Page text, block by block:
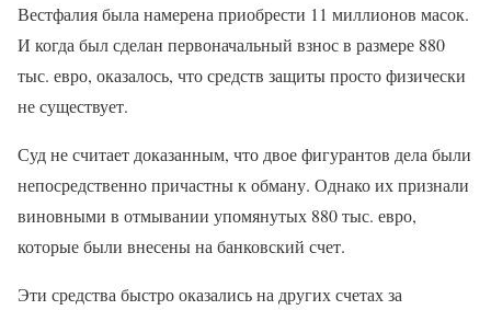
Вестфалия была намерена приобрести 11 миллионов масок.
И когда был сделан первоначальный взнос в размере 880
тыс. евро, оказалось, что средств защиты просто физически
не существует.
Суд не считает доказанным, что двое фигурантов дела были
непосредственно причастны к обману. Однако их признали
виновными в отмывании упомянутых 880 тыс. евро,
которые были внесены на банковский счет.
Эти средства быстро оказались на других счетах за